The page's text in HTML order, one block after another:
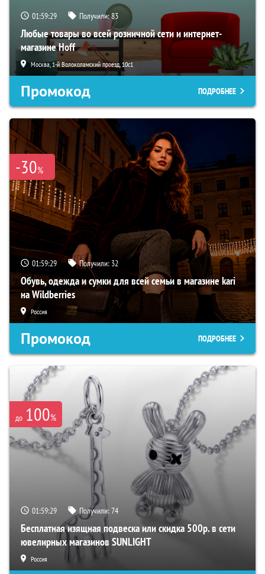
01:59:28 Получили:83
Любые товары во всей розничной сети и интернет-
магазине Hoff
Москва, 1-й Волоколамский проезд, 10с1
Промокод ПОДРОБНЕЕ
-30%
01:59:28 Получили: 32
Обувь, одежда и сумки для всей семьи в магазине kari
на Wildberries
Россия
Промокод ПОДРОБНЕЕ
до 100%
01:59:28 Получили:74
Бесплатная изящная подвеска или скидка 500р. в сети
ювелирных магазинов SUNLIGHT
Россия